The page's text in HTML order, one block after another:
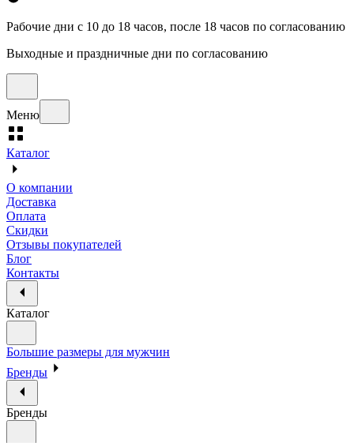
Рабочие дни с 10 до 18 часов, после 18 часов по согласованию
Выходные и праздничные дни по согласованию
Меню
Каталог
О компании
Доставка
Оплата
Скидки
Отзывы покупателей
Блог
Контакты
Каталог
Большие размеры для мужчин
Бренды
Бренды